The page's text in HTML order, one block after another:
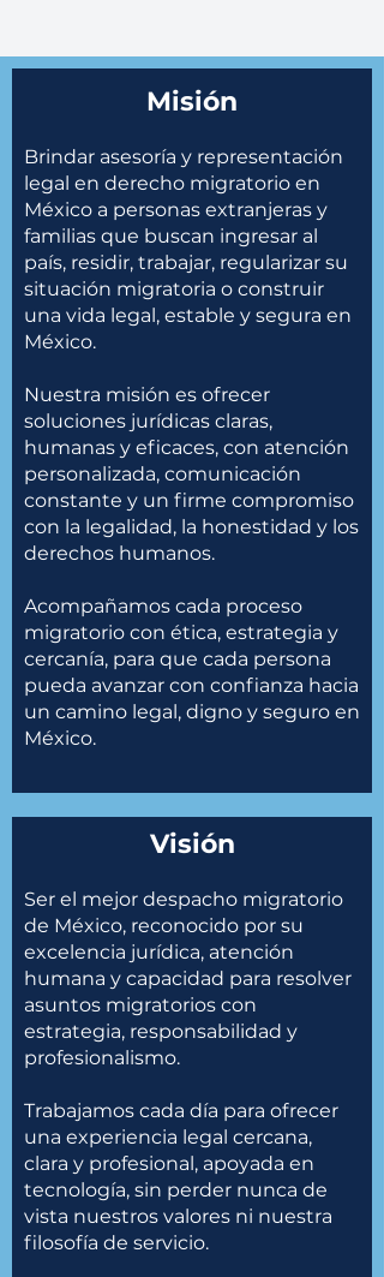
Misión
Brindar asesoría y representación
legal en derecho migratorio en
México a personas extranjeras y
familias que buscan ingresar al
país, residir, trabajar, regularizar su
situación migratoria o construir
una vida legal, estable y segura en
México.
Nuestra misión es ofrecer
soluciones jurídicas claras,
humanas y eficaces, con atención
personalizada, comunicación
constante y un firme compromiso
con la legalidad, la honestidad y los
derechos humanos.
Acompañamos cada proceso
migratorio con ética, estrategia y
cercanía, para que cada persona
pueda avanzar con confianza hacia
un camino legal, digno y seguro en
México.
Visión
Ser el mejor despacho migratorio
de México, reconocido por su
excelencia jurídica, atención
humana y capacidad para resolver
asuntos migratorios con
estrategia, responsabilidad y
profesionalismo.
Trabajamos cada día para ofrecer
una experiencia legal cercana,
clara y profesional, apoyada en
tecnología, sin perder nunca de
vista nuestros valores ni nuestra
filosofía de servicio.